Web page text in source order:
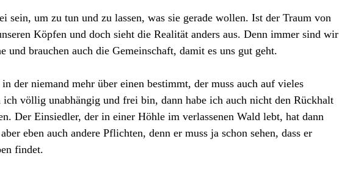
sein, um zu tun und zu lassen, was sie gerade wollen. Ist der Traum von
Köpfen und doch sieht die Realität anders aus. Denn immer sind wir
und brauchen auch die Gemeinschaft, damit es uns gut geht.
der niemand mehr über einen bestimmt, der muss auch auf vieles
völlig unabhängig und frei bin, dann habe ich auch nicht den Rückhalt
Der Einsiedler, der in einer Höhle im verlassenen Wald lebt, hat dann
eben auch andere Pflichten, denn er muss ja schon sehen, dass er
findet.